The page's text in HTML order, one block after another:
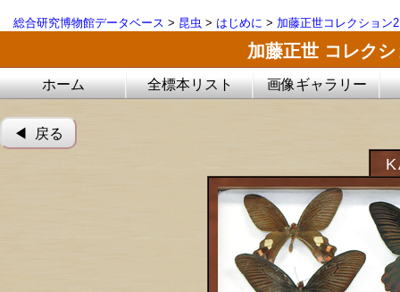
総合研究博物館データベース > 昆虫 > はじめに > 加藤正世コレクション2
加藤正世 コレク
ホーム 全標本リスト 画像ギャラリー
◀︎ 戻る